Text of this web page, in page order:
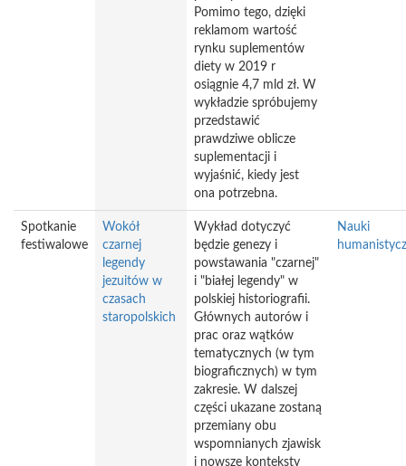
Pomimo tego, dzięki
reklamom wartość
rynku suplementów
diety w 2019 r
osiągnie 4,7 mld zł. W
wykładzie spróbujemy
przedstawić
prawdziwe oblicze
suplementacji i
wyjaśnić, kiedy jest
ona potrzebna.
Spotkanie
festiwalowe
Wokół
czarnej
legendy
jezuitów w
czasach
staropolskich
Wykład dotyczyć
będzie genezy i
powstawania "czarnej"
i "białej legendy" w
polskiej historiografii.
Głównych autorów i
prac oraz wątków
tematycznych (w tym
biograficznych) w tym
zakresie. W dalszej
części ukazane zostaną
przemiany obu
wspomnianych zjawisk
i nowsze konteksty
Nauki